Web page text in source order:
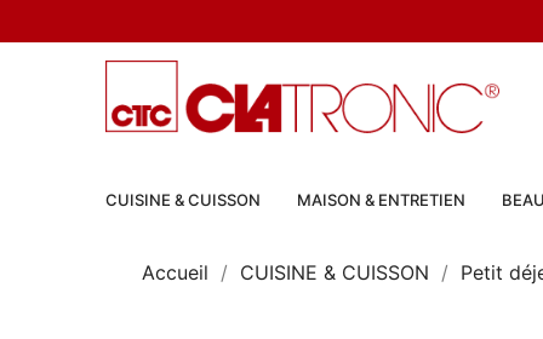
CUISINE & CUISSON MAISON & ENTRETIEN
Accueil CUISINE & CUISSON Petit